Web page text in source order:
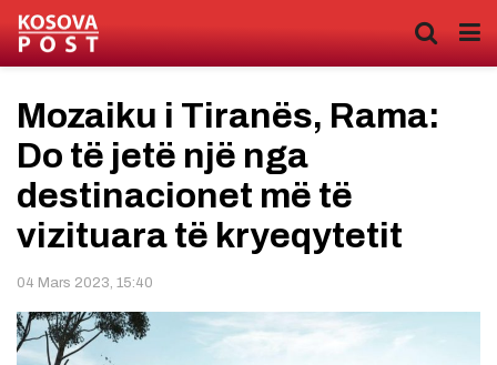
Mozaiku i Tiranës, Rama:
Do të jetë një nga
destinacionet më të
vizituara të kryeqytetit
04 Mars 2023, 15:40